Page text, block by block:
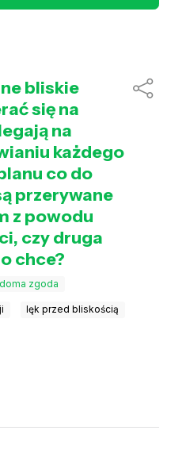
bliskie
się na
na
każdego
co do
przerywane
z powodu
czy druga
chce?
zgoda
lęk przed bliskością